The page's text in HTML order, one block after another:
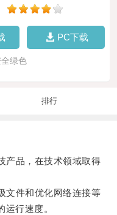
PC下载
绿色
排行
品，在技术领域取得
件和优化网络连接等
行速度。